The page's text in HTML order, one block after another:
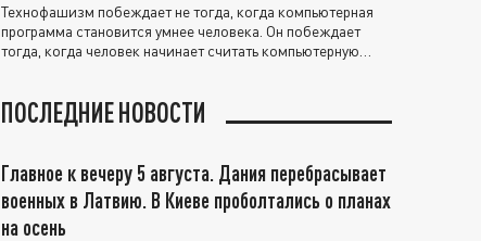
Технофашизм побеждает не тогда, когда компьютерная
программа становится умнее человека. Он побеждает
тогда, когда человек начинает считать компьютерную
ПОСЛЕДНИЕ НОВОСТИ
Главное к вечеру 5 августа. Дания перебрасывает
военных в Латвию. В Киеве проболтались о планах
на осень